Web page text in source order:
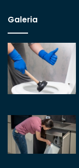
Galeria